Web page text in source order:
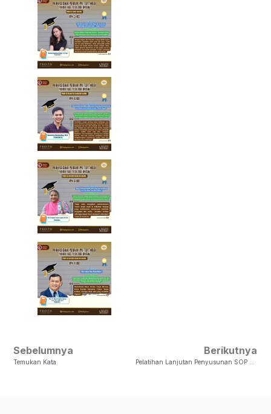
Sebelumnya
Temukan Kata
Berikutnya